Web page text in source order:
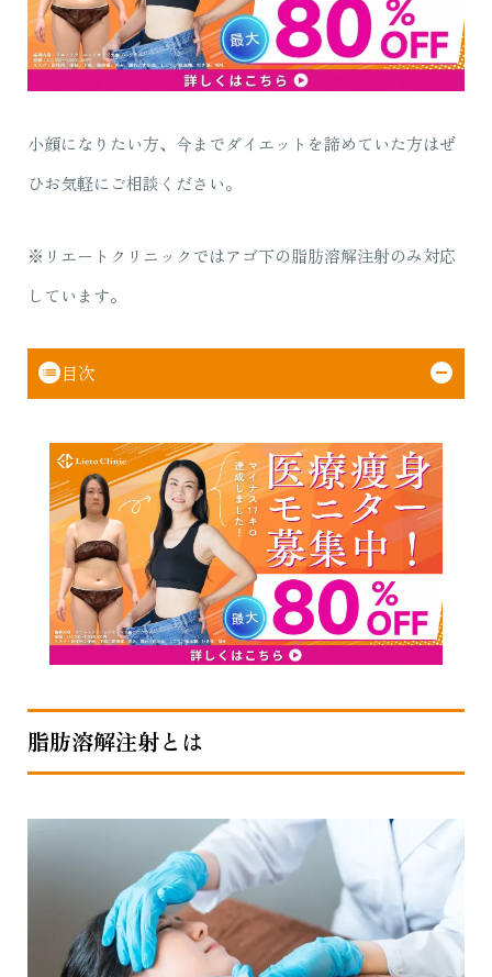
小顔になりたい方、今までダイエットを諦めていた方はぜ
ひお気軽にご相談ください。
※リエートクリニックではアゴ下の脂肪溶解注射のみ対応
しています。
目次
脂肪溶解注射とは